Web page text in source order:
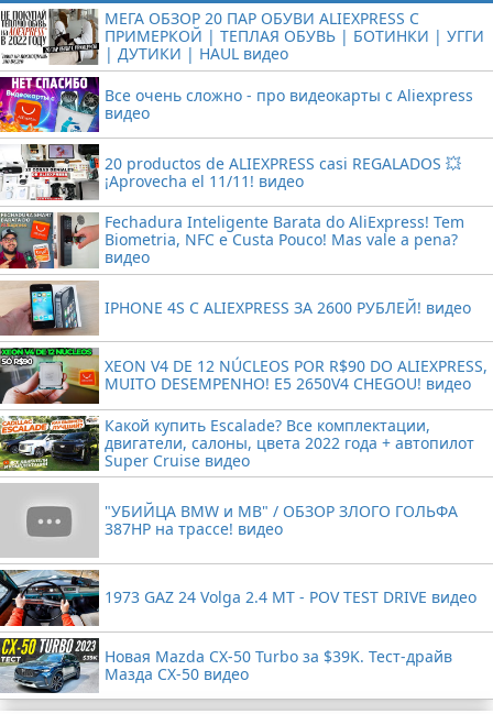
МЕГА ОБЗОР 20 ПАР ОБУВИ ALIEXPRESS С
ПРИМЕРКОЙ | ТЕПЛАЯ ОБУВЬ | БОТИНКИ | УГГИ
| ДУТИКИ | HAUL видео
Все очень сложно - про видеокарты с Aliexpress
видео
20 productos de ALIEXPRESS casi REGALADOS 💥
¡Aprovecha el 11/11! видео
Fechadura Inteligente Barata do AliExpress! Tem
Biometria, NFC e Custa Pouco! Mas vale a pena?
видео
IPHONE 4S С ALIEXPRESS ЗА 2600 РУБЛЕЙ! видео
XEON V4 DE 12 NÚCLEOS POR R$90 DO ALIEXPRESS,
MUITO DESEMPENHO! E5 2650V4 CHEGOU! видео
Какой купить Escalade? Все комплектации,
двигатели, салоны, цвета 2022 года + автопилот
Super Cruise видео
"УБИЙЦА BMW и MB" / ОБЗОР ЗЛОГО ГОЛЬФА
387HP на трассе! видео
1973 GAZ 24 Volga 2.4 MT - POV TEST DRIVE видео
Новая Mazda CX-50 Turbo за $39K. Тест-драйв
Мазда CX-50 видео